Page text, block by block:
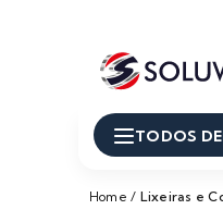
TODOS
Home / Lixeiras e